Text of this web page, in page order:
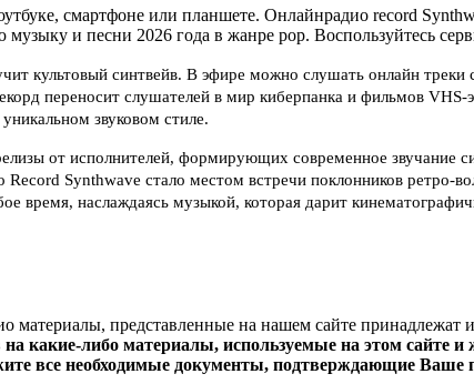
смартфоне или планшете. Онлайнрадио record
и песни 2026 года в жанре pop. Воспользуйтесь
культовый синтвейв. В эфире можно слушать онлайн
переносит слушателей в мир киберпанка и фильмов VHS-
звуковом стиле.
от исполнителей, формирующих современное
Synthwave стало местом встречи поклонников ретро-
время, наслаждаясь музыкой, которая дарит
материалы, представленные на нашем сайте принадлежат
какие-либо материалы, используемые на этом сайте и
все необходимые документы, подтверждающие Ваше